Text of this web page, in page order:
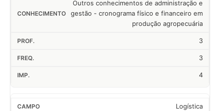
Outros conhecimentos de administração e
gestão - cronograma físico e financeiro em
produção agropecuária
3
3
4
Logística